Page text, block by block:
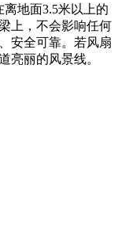
地面3.5米以上的
上，不会影响任何
安全可靠。若风扇
亮丽的风景线。